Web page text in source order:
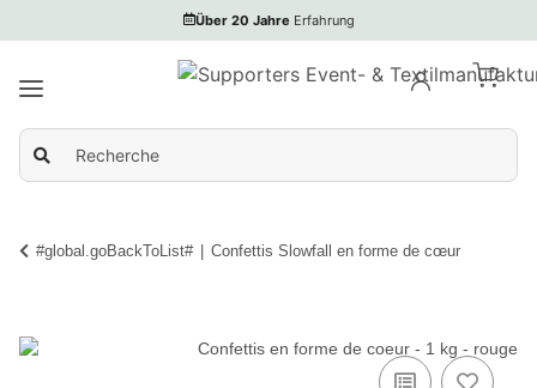
Über 20 Jahre Erfahrung
#global.goBackToList# Confettis Slowfall en forme de cœur